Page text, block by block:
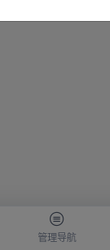
管理导航